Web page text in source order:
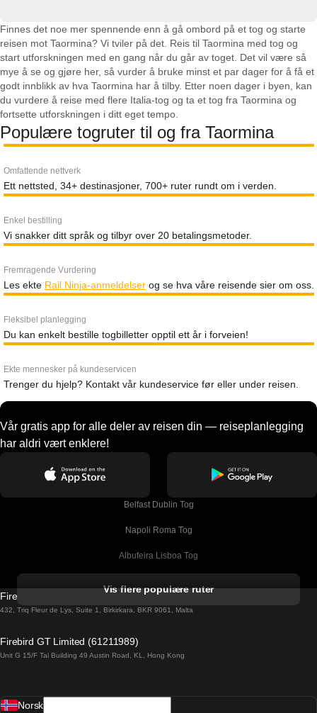
Finnes det noe mer spennende enn å gå ombord på et tog og starte
reisen mot Taormina? Vi tviler på det. Reis til Taormina med tog og
start utforskningen med en gang når du går av toget. Det vil være så
mye å se og gjøre her, så vurder å bruke minst et par dager for å få et
godt innblikk av hva Taormina har å tilby. Etter noen dager i byen, kan
du vurdere å reise med flere Italia-tog og ta et tog fra Taormina og
fortsette utforskningen i ditt eget tempo.
Populære togruter til og fra Taormina
Omfattende nettverk
Ett nettsted, 34+ destinasjoner, 700+ ruter rundt om i verden.
Enkel bestilling
Vi snakker ditt språk og tilbyr over 20 betalingsmetoder.
Fremragende Vurdering
Les ekte Rail Ninja-anmeldelserog se hva våre reisende sier om oss.
Fleksibel planlegging
Du kan enkelt bestille togbilletter opptil ett år i forveien!
Ekte mennesker på kundeservicen
Trenger du hjelp? Kontakt vår kundeservice før eller under reisen.
Vår gratis app for alle deler av reisen din — reiseplanlegging
har aldri vært enklere!
Belfast Dublin Tog
Napoli Roma Tog
Albufeira Lisboa Tog
Barcelona Madrid Tog
Barcelona Sevilla Tog
Vis flere populære ruter
Firebird GT Limited (OC 1451)
432, Triq Fleur de Lys, Suite 1, Birkirkara, BKR 9061, Malta
Firebird GT Limited (61211989)
Unit G 15/F Tal Building 49 Austin Road, KL, Hong Kong
Norsk